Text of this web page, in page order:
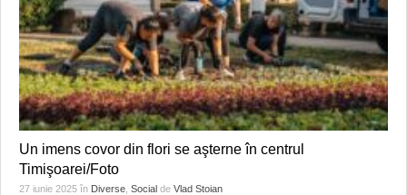
Un imens covor din flori se aşterne în centrul
Timişoarei/Foto
27 iunie 2025 în Diverse Social de Vlad Stoian